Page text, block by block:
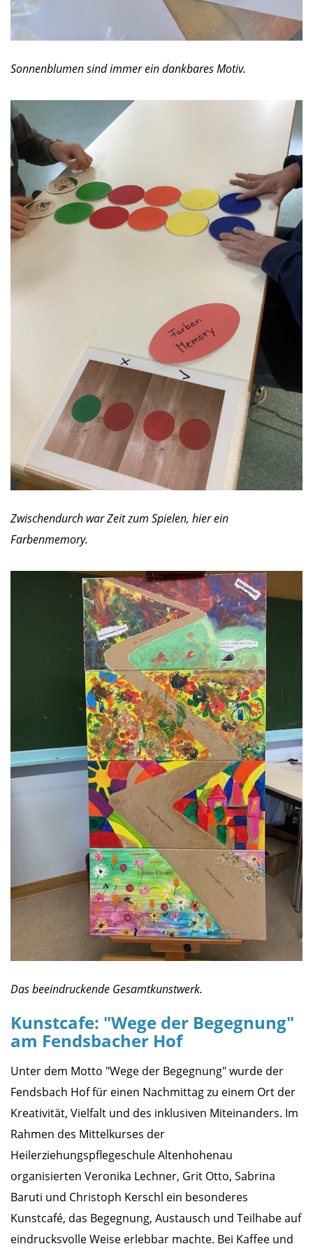
Sonnenblumen sind immer ein dankbares Motiv.
Zwischendurch war Zeit zum Spielen, hier ein
Farbenmemory.
Das beeindruckende Gesamtkunstwerk.
Kunstcafe: "Wege der Begegnung"
am Fendsbacher Hof
Unter dem Motto "Wege der Begegnung" wurde der
Fendsbach Hof für einen Nachmittag zu einem Ort der
Kreativität, Vielfalt und des inklusiven Miteinanders. Im
Rahmen des Mittelkurses der
Heilerziehungspflegeschule Altenhohenau
organisierten Veronika Lechner, Grit Otto, Sabrina
Baruti und Christoph Kerschl ein besonderes
Kunstcafé, das Begegnung, Austausch und Teilhabe auf
eindrucksvolle Weise erlebbar machte. Bei Kaffee und